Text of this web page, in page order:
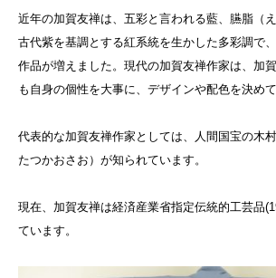
近年の加賀友禅は、五彩と言われる藍、臙脂（
古代紫を基調とする紅系統を生かした多彩調で
作品が増えました。現代の加賀友禅作家は、加
も自身の個性を大事に、デザインや配色を決めて
代表的な加賀友禅作家としては、人間国宝の木
たつかおさお）が知られています。
現在、加賀友禅は経済産業省指定伝統的工芸品
ています。